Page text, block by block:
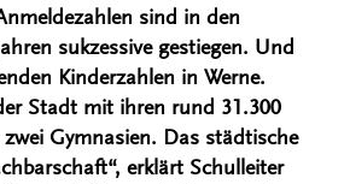
sind in den
sukzessive gestiegen. Und
Kinderzahlen in Werne.
Stadt mit ihren rund 31.300
Gymnasien. Das städtische
erklärt Schulleiter